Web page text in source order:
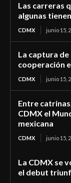
Las carreras
algunas
CDMX junio 15,
La captura de
cooperación
CDMX junio 15,
Entre
CDMX el
mexicana
CDMX junio 15,
La CDMX se
el debut